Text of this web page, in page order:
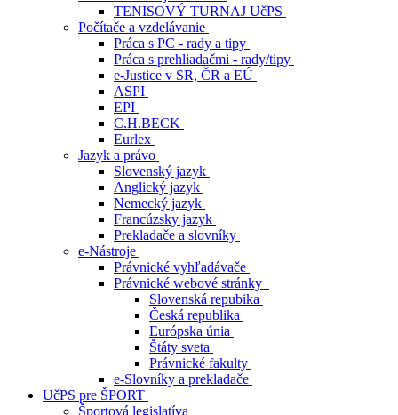
TENISOVÝ TURNAJ UčPS
Počítače a vzdelávanie
Práca s PC - rady a tipy
Práca s prehliadačmi - rady/tipy
e-Justice v SR, ČR a EÚ
ASPI
EPI
C.H.BECK
Eurlex
Jazyk a právo
Slovenský jazyk
Anglický jazyk
Nemecký jazyk
Francúzsky jazyk
Prekladače a slovníky
e-Nástroje
Právnické vyhľadávače
Právnické webové stránky
Slovenská repubika
Česká republika
Európska únia
Štáty sveta
Právnické fakulty
e-Slovníky a prekladače
UčPS pre ŠPORT
Športová legislatíva